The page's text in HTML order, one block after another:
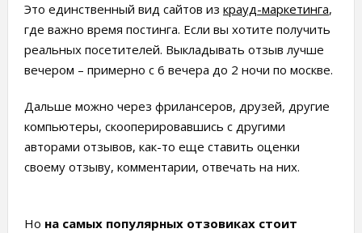
Это единственный вид сайтов из крауд-маркетинга,
где важно время постинга. Если вы хотите получить
реальных посетителей. Выкладывать отзыв лучше
вечером – примерно с 6 вечера до 2 ночи по москве.
Дальше можно через фрилансеров, друзей, другие
компьютеры, скооперировавшись с другими
авторами отзывов, как-то еще ставить оценки
своему отзыву, комментарии, отвечать на них.
Но на самых популярных отзовиках стоит